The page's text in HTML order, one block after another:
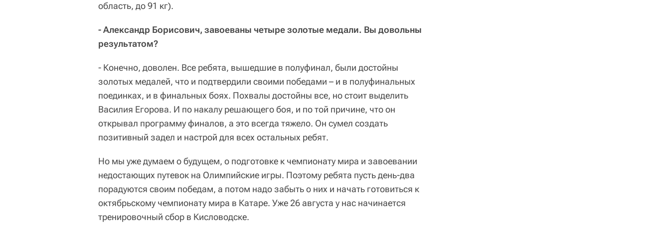
область, до 91 кг).
- Александр Борисович, завоеваны четыре золотые медали. Вы довольны
результатом?
- Конечно, доволен. Все ребята, вышедшие в полуфинал, были достойны
золотых медалей, что и подтвердили своими победами – и в полуфинальных
поединках, и в финальных боях. Похвалы достойны все, но стоит выделить
Василия Егорова. И по накалу решающего боя, и по той причине, что он
открывал программу финалов, а это всегда тяжело. Он сумел создать
позитивный задел и настрой для всех остальных ребят.
Но мы уже думаем о будущем, о подготовке к чемпионату мира и завоевании
недостающих путевок на Олимпийские игры. Поэтому ребята пусть день-два
порадуются своим победам, а потом надо забыть о них и начать готовиться к
октябрьскому чемпионату мира в Катаре. Уже 26 августа у нас начинается
тренировочный сбор в Кисловодске.